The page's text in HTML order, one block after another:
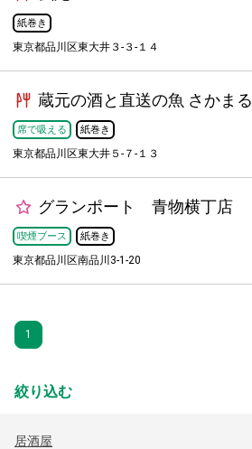
紙巻き
東京都品川区東大井３-３-１４
蔵元の酒と直送の魚 さかまる
席で吸える 紙巻き
東京都品川区東大井５-７-１３
グランポート 青物横丁店
喫煙ブース 紙巻き
東京都品川区南品川3-1-20
1
絞り込む
居酒屋